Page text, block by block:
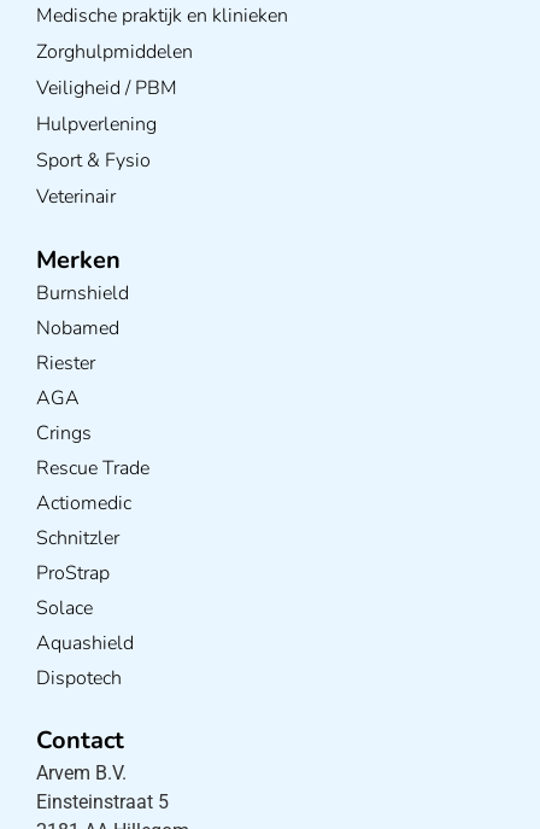
Medische praktijk en klinieken
Zorghulpmiddelen
Veiligheid / PBM
Hulpverlening
Sport & Fysio
Veterinair
Merken
Burnshield
Nobamed
Riester
AGA
Crings
Rescue Trade
Actiomedic
Schnitzler
ProStrap
Solace
Aquashield
Dispotech
Contact
Arvem B.V.
Einsteinstraat 5